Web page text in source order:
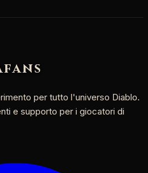
fans
per tutto l'universo Diablo.
e supporto per i giocatori di